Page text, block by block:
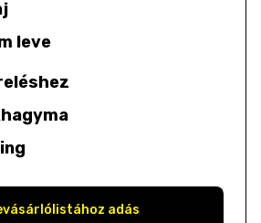
leve
adás